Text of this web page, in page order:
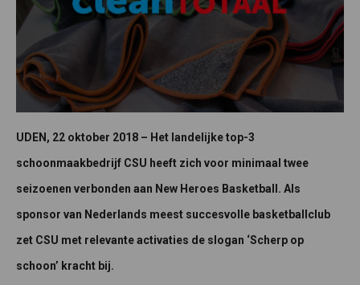
UDEN, 22 oktober 2018 – Het landelijke top-3
schoonmaakbedrijf CSU heeft zich voor minimaal twee
seizoenen verbonden aan New Heroes Basketball. Als
sponsor van Nederlands meest succesvolle basketballclub
zet CSU met relevante activaties de slogan ‘Scherp op
schoon’ kracht bij.